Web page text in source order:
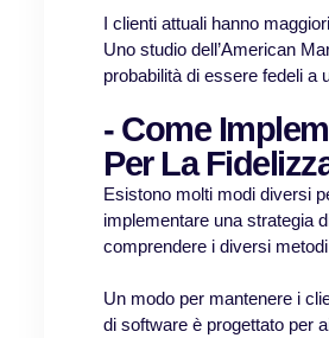
I clienti attuali hanno
Uno studio dell’American
probabilità di essere fedeli a
- Come
Per La
Esistono molti modi diversi
implementare una strategia
comprendere i diversi
Un modo per mantenere i
di software è progettato per